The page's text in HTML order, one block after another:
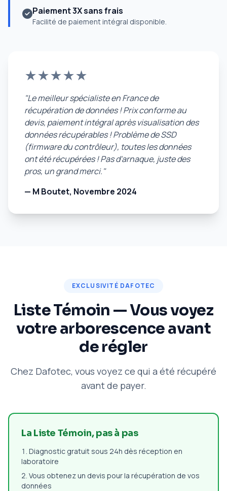
Paiement 3X sans frais
Facilité de paiement intégral disponible.
★★★★★
"Le meilleur spécialiste en France de
récupération de données ! Prix conforme au
devis, paiement intégral après visualisation des
données récupérables ! Problème de SSD
(firmware du contrôleur), toutes les données
ont été récupérées ! Pas d'arnaque, juste des
pros, un grand merci."
— M Boutet, Novembre 2024
EXCLUSIVITÉ DAFOTEC
Liste Témoin — Vous voyez
votre arborescence avant
de régler
Chez Dafotec, vous voyez ce qui a été récupéré
avant de payer.
La Liste Témoin, pas à pas
Diagnostic gratuit sous 24h dès réception en
laboratoire
Vous obtenez un devis pour la récupération de vos
données